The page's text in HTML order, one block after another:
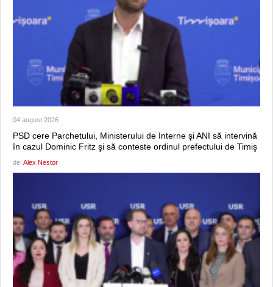
04 august 2026
PSD cere Parchetului, Ministerului de Interne şi ANI să intervină
în cazul Dominic Fritz şi să conteste ordinul prefectului de Timiş
de: Alex Nestor